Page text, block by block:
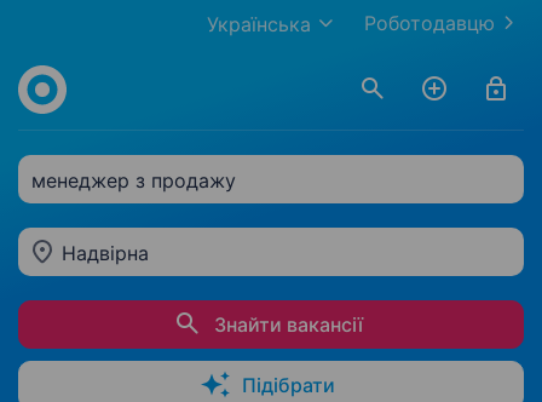
Роботодавцю
Українська
менеджер з продажу
Надвірна
Знайти вакансії
Підібрати